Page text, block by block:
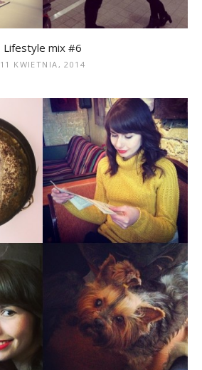
Lifestyle mix #6
11 KWIETNIA, 2014